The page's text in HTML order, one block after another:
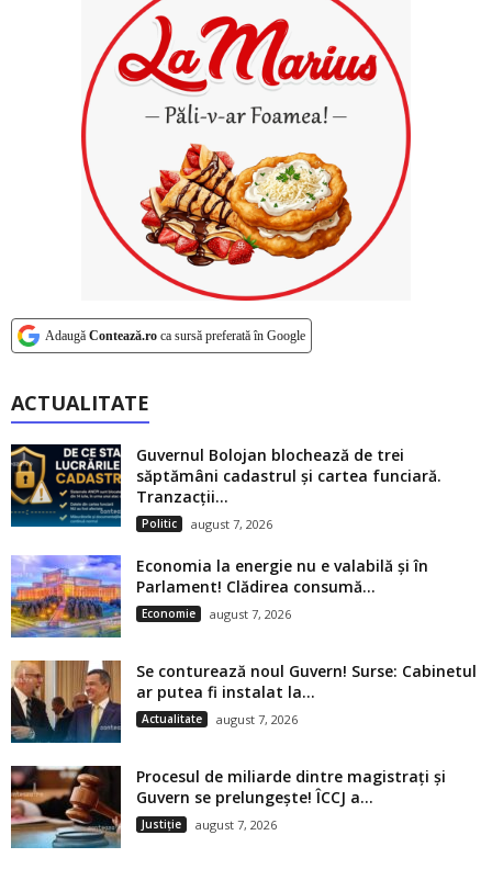
Adaugă Contează.ro ca sursă preferată în Google
ACTUALITATE
Guvernul Bolojan blochează de trei
săptămâni cadastrul și cartea funciară.
Tranzacții...
Politic august 7, 2026
Economia la energie nu e valabilă și în
Parlament! Clădirea consumă...
Economie august 7, 2026
Se conturează noul Guvern! Surse: Cabinetul
ar putea fi instalat la...
Actualitate august 7, 2026
Procesul de miliarde dintre magistrați și
Guvern se prelungește! ÎCCJ a...
Justiție august 7, 2026